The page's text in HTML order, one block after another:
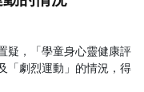
疑，「學童身心靈健康評
「劇烈運動」的情況，得